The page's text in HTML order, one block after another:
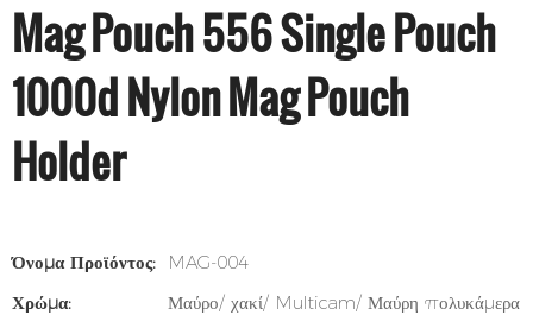
Mag Pouch 556 Single Pouch
1000d Nylon Mag Pouch
Holder
Όνομα Προϊόντος:
MAG-004
Χρώμα:
Μαύρο/ χακί/ Multicam/ Μαύρη πολυκάμερα